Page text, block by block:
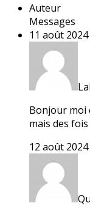
Auteur
Messages
11 août
Bonjour moi
mais des
12 août